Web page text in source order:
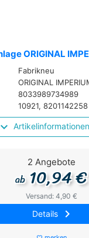
ORIGINAL
Fabrikneu
ORIGINAL
8033989734989
10921, 8201142258
Artikelinformationen
2 Angebote
ab10,94 €
Versand: 4,90 €
Details keyboard_arrow_right